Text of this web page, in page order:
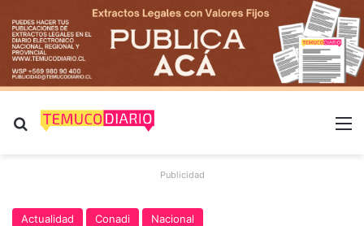
Buscar por
Publicidad
Actualidad Conadi Nacional